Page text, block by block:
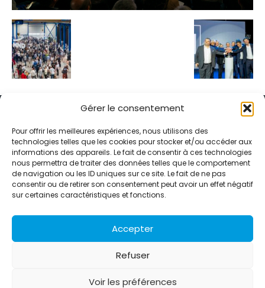
Gérer le consentement
Pour offrir les meilleures expériences, nous utilisons des
technologies telles que les cookies pour stocker et/ou accéder aux
informations des appareils. Le fait de consentir à ces technologies
nous permettra de traiter des données telles que le comportement
de navigation ou les ID uniques sur ce site. Le fait de ne pas
consentir ou de retirer son consentement peut avoir un effet négatif
sur certaines caractéristiques et fonctions.
Accepter
Refuser
Voir les préférences
Alternative Média est une agence de relations presse et de
relations publiques basée à Grenoble. Depuis 1995, elle conçoit et
pilote des stratégies de visibilité en France et à l’international
grâce à un réseau d’agences partenaires.